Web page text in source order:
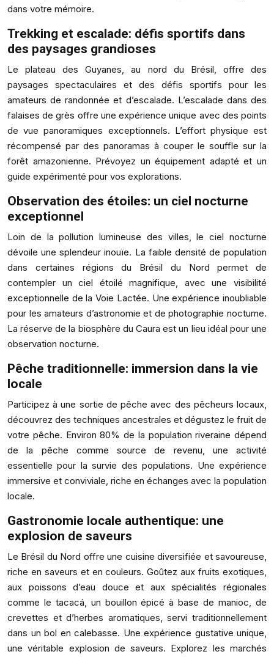
dans votre mémoire.
Trekking et escalade: défis sportifs dans
des paysages grandioses
Le plateau des Guyanes, au nord du Brésil, offre des
paysages spectaculaires et des défis sportifs pour les
amateurs de randonnée et d’escalade. L’escalade dans des
falaises de grès offre une expérience unique avec des points
de vue panoramiques exceptionnels. L’effort physique est
récompensé par des panoramas à couper le souffle sur la
forêt amazonienne. Prévoyez un équipement adapté et un
guide expérimenté pour vos explorations.
Observation des étoiles: un ciel nocturne
exceptionnel
Loin de la pollution lumineuse des villes, le ciel nocturne
dévoile une splendeur inouïe. La faible densité de population
dans certaines régions du Brésil du Nord permet de
contempler un ciel étoilé magnifique, avec une visibilité
exceptionnelle de la Voie Lactée. Une expérience inoubliable
pour les amateurs d’astronomie et de photographie nocturne.
La réserve de la biosphère du Caura est un lieu idéal pour une
observation nocturne.
Pêche traditionnelle: immersion dans la vie
locale
Participez à une sortie de pêche avec des pêcheurs locaux,
découvrez des techniques ancestrales et dégustez le fruit de
votre pêche. Environ 80% de la population riveraine dépend
de la pêche comme source de revenu, une activité
essentielle pour la survie des populations. Une expérience
immersive et conviviale, riche en échanges avec la population
locale.
Gastronomie locale authentique: une
explosion de saveurs
Le Brésil du Nord offre une cuisine diversifiée et savoureuse,
riche en saveurs et en couleurs. Goûtez aux fruits exotiques,
aux poissons d’eau douce et aux spécialités régionales
comme le tacacá, un bouillon épicé à base de manioc, de
crevettes et d’herbes aromatiques, servi traditionnellement
dans un bol en calebasse. Une expérience gustative unique,
une véritable explosion de saveurs. Explorez les marchés